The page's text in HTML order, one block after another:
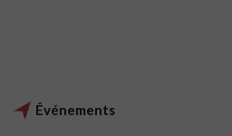
Événements